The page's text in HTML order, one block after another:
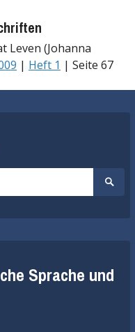
Leven (Johanna
| Heft 1 | Seite 67
Suche
Sprache und